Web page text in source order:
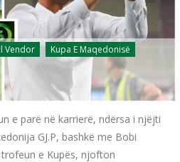
Vendor
Kupa E Maqedonisë
e parë në karrierë, ndërsa i njëjti
GJ.P, bashkë me Bobi
e Kupës, njofton